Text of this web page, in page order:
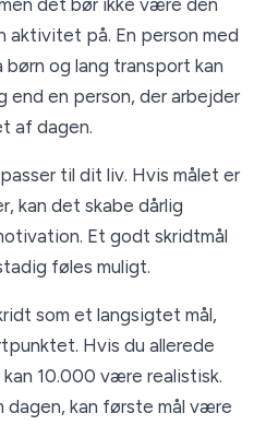
det bør ikke være den
aktivitet på. En person med
og lang transport kan
end en person, der arbejder
af dagen.
til dit liv. Hvis målet er
kan det skabe dårlig
Et godt skridtmål
føles muligt.
som et langsigtet mål,
Hvis du allerede
10.000 være realistisk.
dagen, kan første mål være